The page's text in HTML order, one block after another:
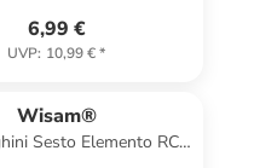
6,99 €
UVP: 10,99 €*
Wisam®
Sesto Elemento RC